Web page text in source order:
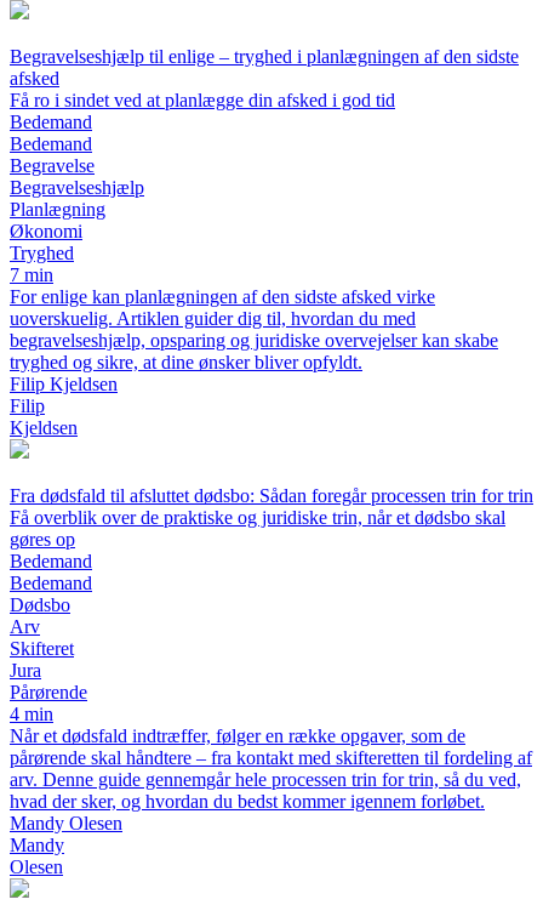
Begravelseshjælp til enlige – tryghed i planlægningen af den sidste
afsked
Få ro i sindet ved at planlægge din afsked i god tid
Bedemand
Bedemand
Begravelse
Begravelseshjælp
Planlægning
Økonomi
Tryghed
7 min
For enlige kan planlægningen af den sidste afsked virke
uoverskuelig. Artiklen guider dig til, hvordan du med
begravelseshjælp, opsparing og juridiske overvejelser kan skabe
tryghed og sikre, at dine ønsker bliver opfyldt.
Filip Kjeldsen
Filip
Kjeldsen
Fra dødsfald til afsluttet dødsbo: Sådan foregår processen trin for trin
Få overblik over de praktiske og juridiske trin, når et dødsbo skal
gøres op
Bedemand
Bedemand
Dødsbo
Arv
Skifteret
Jura
Pårørende
4 min
Når et dødsfald indtræffer, følger en række opgaver, som de
pårørende skal håndtere – fra kontakt med skifteretten til fordeling af
arv. Denne guide gennemgår hele processen trin for trin, så du ved,
hvad der sker, og hvordan du bedst kommer igennem forløbet.
Mandy Olesen
Mandy
Olesen